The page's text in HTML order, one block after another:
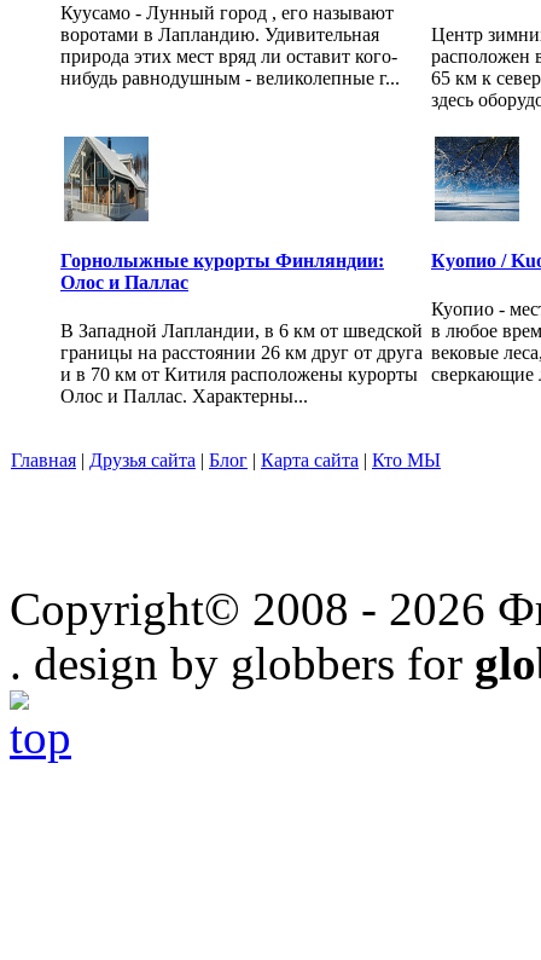
Куусамо - Лунный город , его называют
воротами в Лапландию. Удивительная
природа этих мест вряд ли оставит кого-
нибудь равнодушным - великолепные г...
Центр
расположен
65 км к
здесь
Горнолыжные курорты Финляндии:
Олос и Паллас
В Западной Лапландии, в 6 км от шведской
границы на расстоянии 26 км друг от друга
и в 70 км от Китиля расположены курорты
Олос и Паллас. Характерны...
Куопио /
Куопио -
в любое
вековые
сверкающие
Главная | Друзья сайта | Блог | Карта сайта | Кто МЫ
Copyright© 2008 - 2026
. design by globbers for